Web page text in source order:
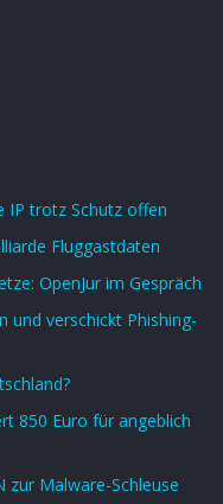
IP trotz Schutz offen
Fluggastdaten
OpenJur im Gespräch
und verschickt Phishing-
850 Euro für angeblich
zur Malware-Schleuse